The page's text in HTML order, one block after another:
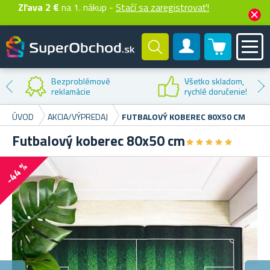
Zľava 2 € na 1. nákup - Stačí sa zaregistrovať!
Zákaznícky účet
0 produktů
Bezproblémové
reklamácie
Všetko skladom,
rychlé doručenie!
ÚVOD
AKCIA/VÝPREDAJ FUTBALOVÝ KOBEREC 80X50 CM
Futbalový koberec 80x50 cm★★★★★
★★★★★
-44 %